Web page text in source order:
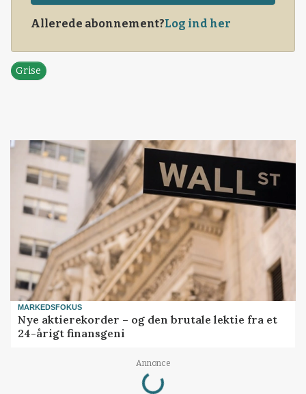
Allerede abonnement?Log ind her
Grise
MARKEDSFOKUS
Nye aktierekorder – og den brutale lektie fra et
24-årigt finansgeni
Annonce
Loading...